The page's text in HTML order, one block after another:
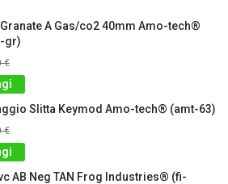
A Gas/co2 40mm Amo-tech®
gr)
€
Slitta Keymod Amo-tech® (amt-63)
€
AB Neg TAN Frog Industries® (fi-